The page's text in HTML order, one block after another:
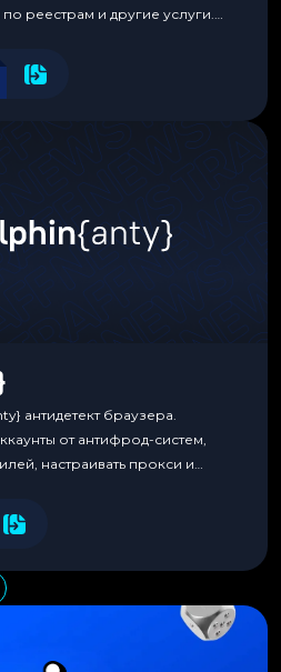
реестрам и другие услуги.
финансами.
антидетект браузера.
от антифрод-систем,
настраивать прокси и